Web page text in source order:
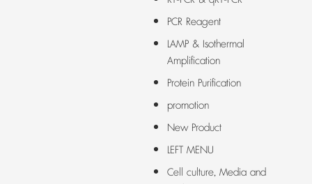
PCR Reagent
LAMP & Isothermal
Amplification
Protein Purification
promotion
New Product
LEFT MENU
Cell culture, Media and